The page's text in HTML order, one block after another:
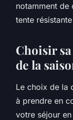
notamment de
tente
Choisir
de la
Le choix de la
à prendre en
votre séjour